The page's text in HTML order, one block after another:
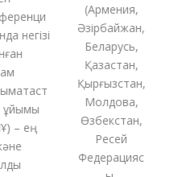
негізі
ең
Армения,
Әзірбайжан,
Беларусь,
Қазақстан,
Қырғызстан,
Молдова,
Өзбекстан,
Ресей
Федерацияс